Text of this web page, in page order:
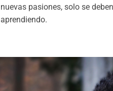
nuevas pasiones, solo se
aprendiendo.